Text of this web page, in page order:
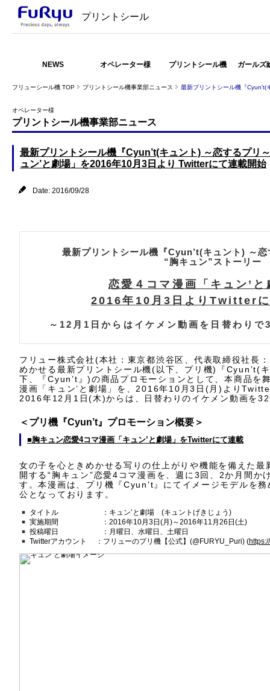
プリントシール
NEWS オペレーター様 プリントシール機 ガールズ
フリューシール機 TOP プリントシール機事業部ニュース 最新プリントシール機『
オペレーター様
プリントシール機事業部ニュース
最新プリントシール機『Cyun’t(キュント) ～恋するプリ
ュン’と劇場」を2016年10月3日より Twitterにて連載開始
Date: 2016/09/28
最新プリントシール機『Cyun’t(キュント) ～
“胸キュン”ストーリー
恋愛４コマ漫画「キュン’と
2016年10月3日よりTwitterに
～12月1日からはイケメン動画を日替わり
フリュー株式会社(本社：東京都渋谷区、代表取締役社長
めかせる最新プリントシール機(以下、プリ機)『Cyun’t(
下、『Cyun’t』)の商品プロモーションとして、本商品を
漫画「キュン’と劇場」を、2016年10月3日(月)より
2016年12月1日(木)からは、日替わりのイケメン動画を
＜プリ機『Cyun’t』プロモーション概要＞
■胸キュン恋愛4コマ漫画「キュン’と劇場」をTwitterにて連載
女の子を心ときめかせる写りの仕上がりや機能を備えた
開する“胸キュン”恋愛4コマ漫画を、週に3回、2か月間
す。本漫画は、プリ機『Cyun’t』にてイメージモデルを
公となっております。
タイトル ：キュン’と劇場 (キュントげきじょう)
実施期間 ：2016年10月3日(月)～2016年11月26日(土)
投稿曜日 ：月曜日、水曜日、土曜日
Twitterアカウント ：フリューのプリ機【公式】(@FURYU_Puri) (